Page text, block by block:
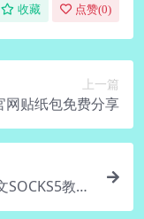
收藏 点赞(0)
上一篇
贴纸包免费分享
教程